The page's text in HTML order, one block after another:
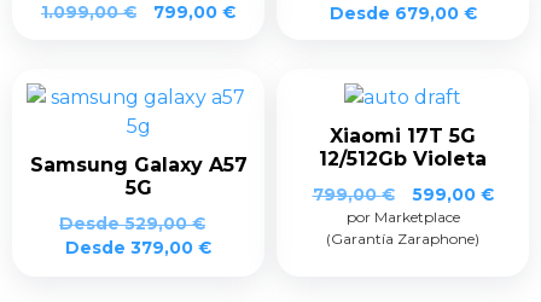
1.099,00€ 799,00 €
Desde 679,00 €
Samsung Galaxy A57
5G
Desde529,00€
Desde 379,00 €
Xiaomi 17T 5G
12/512Gb Violeta
799,00€
El
precio
original
599,00 €El
por Marketplace
(Garantía Zaraphone)